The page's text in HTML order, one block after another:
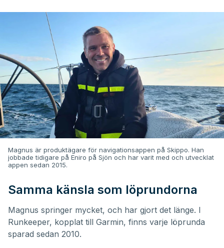
Magnus är produktägare för navigationsappen på Skippo. Han
jobbade tidigare på Eniro på Sjön och har varit med och utvecklat
appen sedan 2015.
Samma känsla som löprundorna
Magnus springer mycket, och har gjort det länge. I
Runkeeper, kopplat till Garmin, finns varje löprunda
sparad sedan 2010.